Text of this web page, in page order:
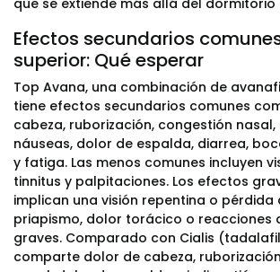
que se extiende más allá del
Efectos secundarios
superior: Qué esperar
Top Avana, una combinación de
tiene efectos secundarios comunes
cabeza, ruborización, congestión nasal,
náuseas, dolor de espalda, diarrea,
y fatiga. Las menos comunes incluyen
tinnitus y palpitaciones. Los efectos
implican una visión repentina o pérdida
priapismo, dolor torácico o reacciones
graves. Comparado con Cialis
comparte dolor de cabeza,